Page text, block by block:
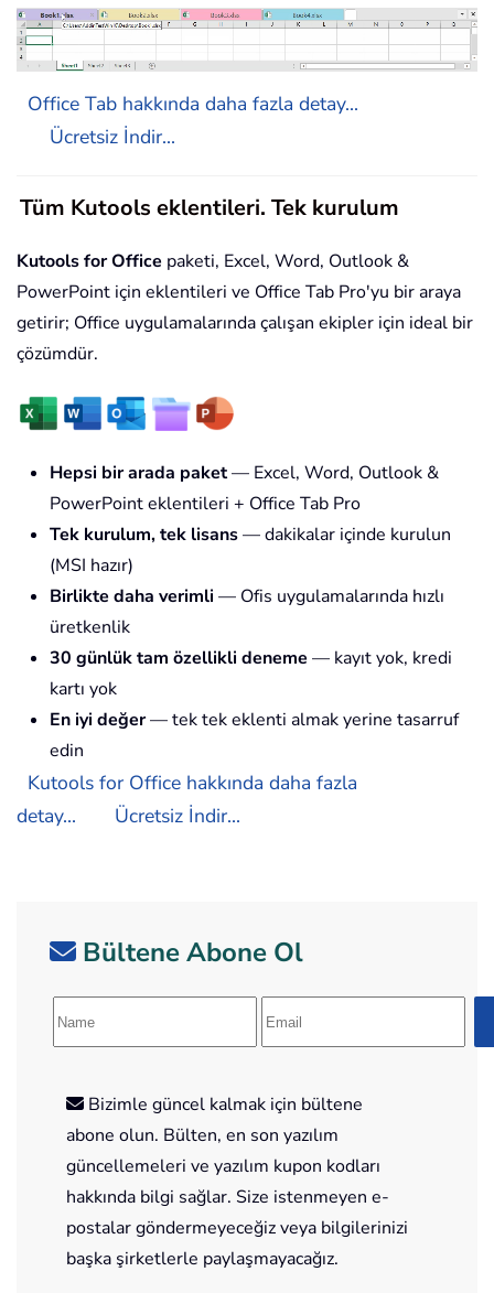
Office Tab hakkında daha fazla detay...
Ücretsiz İndir...
Tüm Kutools eklentileri. Tek kurulum
Kutools for Office paketi, Excel, Word, Outlook &
PowerPoint için eklentileri ve Office Tab Pro'yu bir araya
getirir; Office uygulamalarında çalışan ekipler için ideal bir
çözümdür.
Hepsi bir arada paket— Excel, Word, Outlook &
PowerPoint eklentileri + Office Tab Pro
Tek kurulum, tek lisans— dakikalar içinde kurulun
(MSI hazır)
Birlikte daha verimli — Ofis uygulamalarında hızlı
üretkenlik
30 günlük tam özellikli deneme — kayıt yok, kredi
kartı yok
En iyi değer— tek tek eklenti almak yerine tasarruf
edin
Kutools for Office hakkında daha fazla
detay...
Ücretsiz İndir...
Bültene Abone Ol
Bizimle güncel kalmak için bültene
abone olun. Bülten, en son yazılım
güncellemeleri ve yazılım kupon kodları
hakkında bilgi sağlar. Size istenmeyen e-
postalar göndermeyeceğiz veya bilgilerinizi
başka şirketlerle paylaşmayacağız.